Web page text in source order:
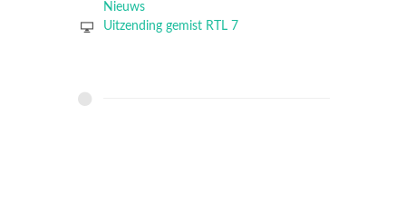
Nieuws
Uitzending gemist RTL 7